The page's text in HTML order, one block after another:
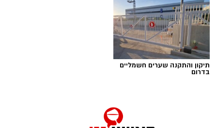
תגים:טד
תיקון והתקנה שערים חשמליים
בדרום